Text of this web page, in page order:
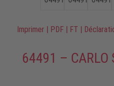
Imprimer | PDF | FT |
64491 – CARLO